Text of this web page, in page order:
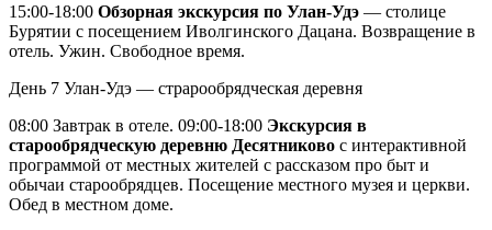
15:00-18:00 Обзорная экскурсия по Улан-Удэ — столице
Бурятии с посещением Иволгинского Дацана. Возвращение в
отель. Ужин. Свободное время.
День 7 Улан-Удэ — страрообрядческая деревня
08:00 Завтрак в отеле. 09:00-18:00 Экскурсия в
старообрядческую деревню Десятниково с интерактивной
программой от местных жителей с рассказом про быт и
обычаи старообрядцев. Посещение местного музея и церкви.
Обед в местном доме.